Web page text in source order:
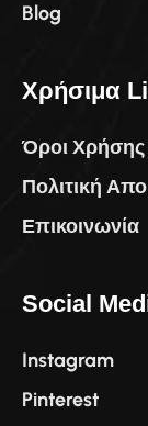
Blog
Χρήσιμα
Όροι Χρήσης
Πολιτική
Επικοινωνία
Social
Instagram
Pinterest